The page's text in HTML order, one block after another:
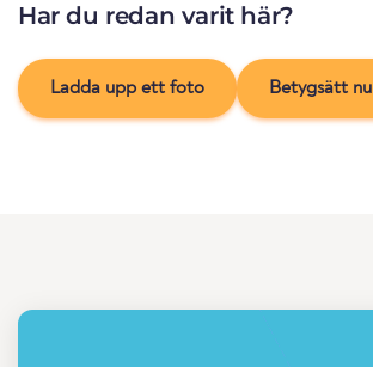
Har du redan varit här?
Ladda upp ett foto Betygsätt nu